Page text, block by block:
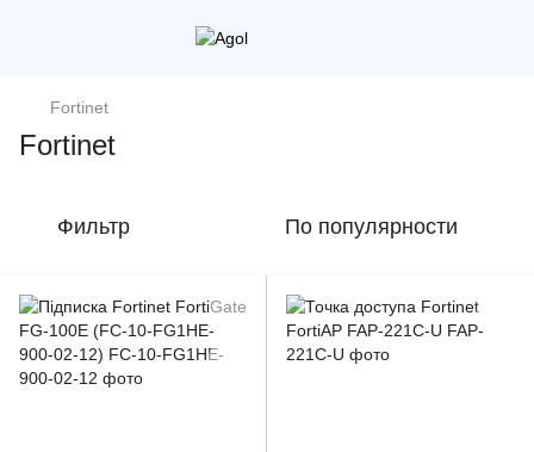
Fortinet
Fortinet
Фильтр По популярности